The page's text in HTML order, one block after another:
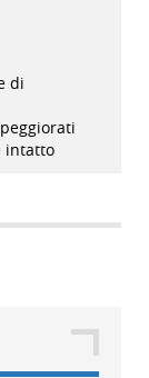
di
intatto